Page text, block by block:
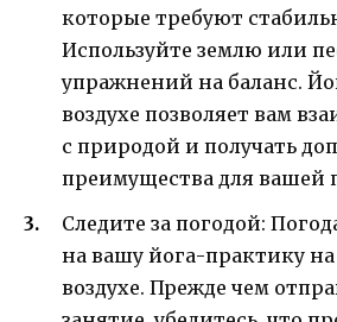
которые требуют
Используйте землю или
упражнений на баланс.
воздухе позволяет вам
с природой и получать
преимущества для вашей
Следите за погодой:
на вашу йога-практику
воздухе. Прежде чем